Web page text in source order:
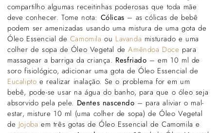
compartilho algumas receitinhas poderosas que toda mãe
deve conhecer. Tome nota: Cólicas – as cólicas de bebê
podem ser amenizadas usando uma mistura de uma gota de
Óleo Essencial de Camomila ou Lavanda misturado e uma
colher de sopa de Óleo Vegetal deAmêndoa Doce para
massagear a barriga da criança. Resfriado – em 10 ml de
soro fisiológico, adicionar uma gota de Óleo Essencial de
Eucalipto e realizar inalação. Se o problema for em um
bebê, pode-se usar na água do banho, para que o óleo seja
absorvido pela pele. Dentes nascendo – para aliviar o mal-
estar, misture 10 ml (uma colher de sopa) de Óleo Vegetal
de Jojoba em três gotas de Óleo Essencial de Camomila e